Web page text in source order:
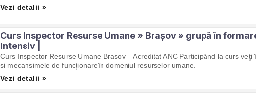
Vezi detalii »
Curs Inspector Resurse Umane » Brașov » grupă în
Intensiv |
Curs Inspector Resurse Umane Brasov – Acreditat ANC Participând la curs veţi
si mecansimele de funcţionareîn domeniul resurselor umane.
Vezi detalii »